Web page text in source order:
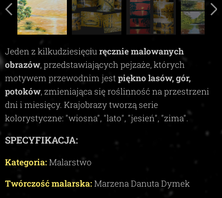
Jeden z kilkudziesięciuręcznie malowanych
obrazów, przedstawiających pejzaże, których
motywem przewodnim jestpiękno lasów, gór,
potoków, zmieniająca się roślinność na przestrzeni
dni i miesięcy. Krajobrazy tworzą serie
kolorystyczne: "wiosna", "lato", "jesień", "zima".
SPECYFIKACJA:
Kategoria:Malarstwo
Twórczość malarska:Marzena Danuta Dymek